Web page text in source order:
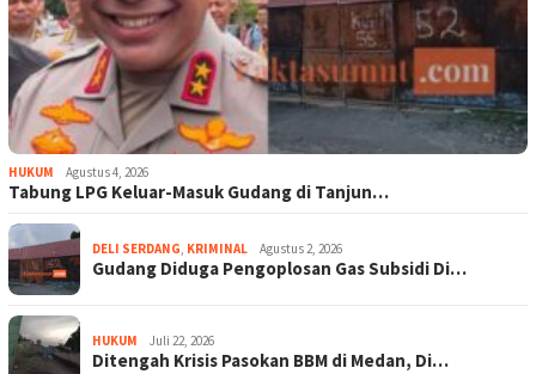
HUKUM Agustus 4, 2026
Tabung LPG Keluar-Masuk Gudang di Tanjun…
DELI SERDANG, KRIMINAL Agustus 2, 2026
Gudang Diduga Pengoplosan Gas Subsidi Di…
HUKUM Juli 22, 2026
Ditengah Krisis Pasokan BBM di Medan, Di…